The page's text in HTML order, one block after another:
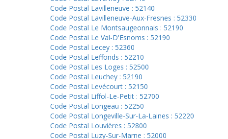
Code Postal Lavilleneuve : 52140
Code Postal Lavilleneuve-Aux-Fresnes : 52330
Code Postal Le Montsaugeonnais : 52190
Code Postal Le Val-D'Esnoms : 52190
Code Postal Lecey : 52360
Code Postal Leffonds : 52210
Code Postal Les Loges : 52500
Code Postal Leuchey : 52190
Code Postal Levécourt : 52150
Code Postal Liffol-Le-Petit : 52700
Code Postal Longeau : 52250
Code Postal Longeville-Sur-La-Laines : 52220
Code Postal Louvières : 52800
Code Postal Luzy-Sur-Marne : 52000